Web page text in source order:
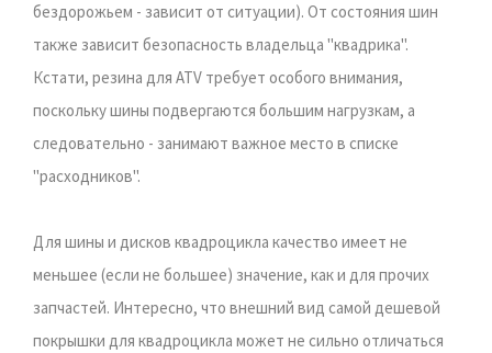
бездорожьем - зависит от ситуации). От состояния шин
также зависит безопасность владельца "квадрика".
Кстати, резина для ATV требует особого внимания,
поскольку шины подвергаются большим нагрузкам, а
следовательно - занимают важное место в списке
"расходников".
Для шины и дисков квадроцикла качество имеет не
меньшее (если не большее) значение, как и для прочих
запчастей. Интересно, что внешний вид самой дешевой
покрышки для квадроцикла может не сильно отличаться